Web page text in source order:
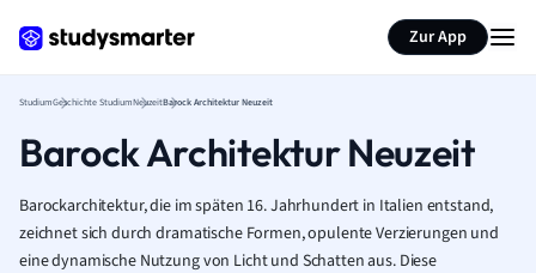
Zur App
StudiumGeschichte StudiumNeuzeitBarock Architektur Neuzeit
Barock Architektur Neuzeit
Barockarchitektur, die im späten 16. Jahrhundert in Italien entstand,
zeichnet sich durch dramatische Formen, opulente Verzierungen und
eine dynamische Nutzung von Licht und Schatten aus. Diese